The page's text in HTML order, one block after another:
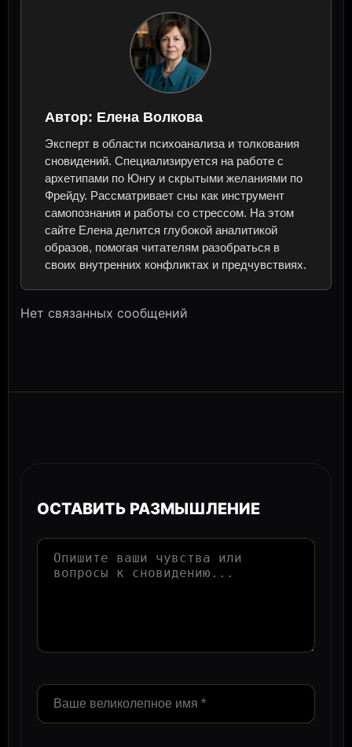
Автор: Елена Волкова
Эксперт в области психоанализа и толкования
сновидений. Специализируется на работе с
архетипами по Юнгу и скрытыми желаниями по
Фрейду. Рассматривает сны как инструмент
самопознания и работы со стрессом. На этом
сайте Елена делится глубокой аналитикой
образов, помогая читателям разобраться в
своих внутренних конфликтах и предчувствиях.
Нет связанных сообщений
ОСТАВИТЬ РАЗМЫШЛЕНИЕ